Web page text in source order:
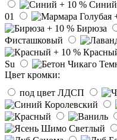
Синий
01
Бирюза
Фисташковый
Su
Цвет кромки:
под цвет ЛДСП